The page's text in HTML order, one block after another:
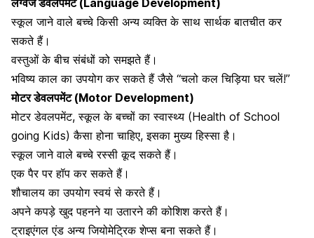
स्कूल जाने वाले बच्चे किसी अन्य व्यक्ति के साथसार्थक बातचीत कर
सकते हैं।
वस्तुओं के बीच संबंधों को समझते हैं।
भविष्य काल का उपयोग कर सकते हैं जैसे “चलो कल चिड़िया घर चलें!”
मोटर डेवलपमेंट (Motor Development)
मोटर डेवलपमेंट, स्कूल के बच्चों का स्वास्थ्य (Health of School
going Kids) कैसा होना चाहिए, इसका मुख्य हिस्सा है।
स्कूल जाने वाले बच्चे रस्सी कूद सकते हैं।
एक पैर पर हॉप कर सकते हैं।
शौचालय का उपयोग स्वयं से करते हैं।
अपने कपड़े खुद पहनने या उतारने की कोशिश करते हैं।
ट्राइएंगल एंड अन्य जियोमेट्रिक शेप्स बना सकते हैं।